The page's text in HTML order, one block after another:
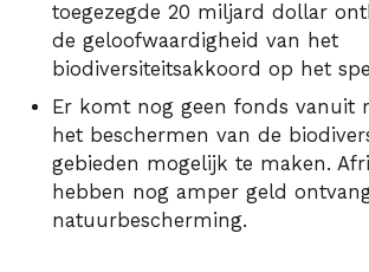
toegezegde 20 miljard dollar
de geloofwaardigheid van het
biodiversiteitsakkoord op het
Er komt nog geen fonds vanuit
het beschermen van de
gebieden mogelijk te maken.
hebben nog amper geld
natuurbescherming.